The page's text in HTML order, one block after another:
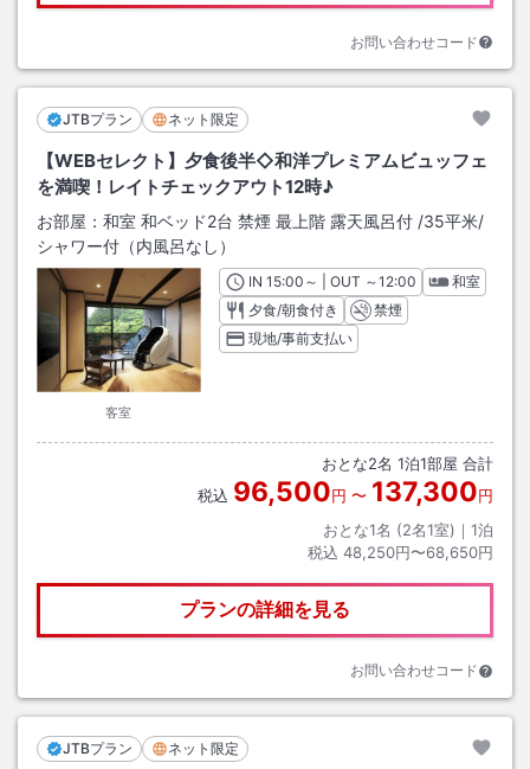
お問い合わせコード
JTBプラン ネット限定
【WEBセレクト】夕食後半◇和洋プレミアムビュッフェ
を満喫！レイトチェックアウト12時♪
お部屋： 和室 和ベッド2台 禁煙 最上階 露天風呂付 /35平米/
シャワー付（内風呂なし）
客室
INチェックイン
15:00 ～ | OUT チェックアウト
～12:00
和室
夕食/朝食付き
禁煙
現地/事前支払い
おとな2名 1泊1部屋 合計
税込 96,500円 〜 137,300円
おとな1名 (2名1室)｜ 1泊
税込 48,250円〜68,650円
プランの詳細を見る
お問い合わせコード
JTBプラン ネット限定